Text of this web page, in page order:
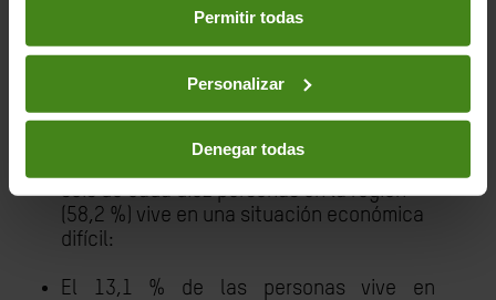
en los botones facilitados a continuación:
Permitir todas
Personalizar
Denegar todas
en su versión en inglés menciona
las palabras "desigualdad" o
mientras que las palabras "inversión" y
"inversiones" se utilizan hasta en
seis de cada diez personas en la región
(58,2 %) vive en una situación económica
difícil:
El 13,1 % de las personas vive en